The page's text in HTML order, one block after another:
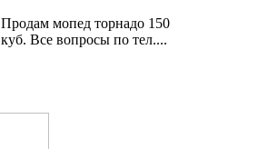
Продам мопед торнадо 150
куб. Все вопросы по тел....